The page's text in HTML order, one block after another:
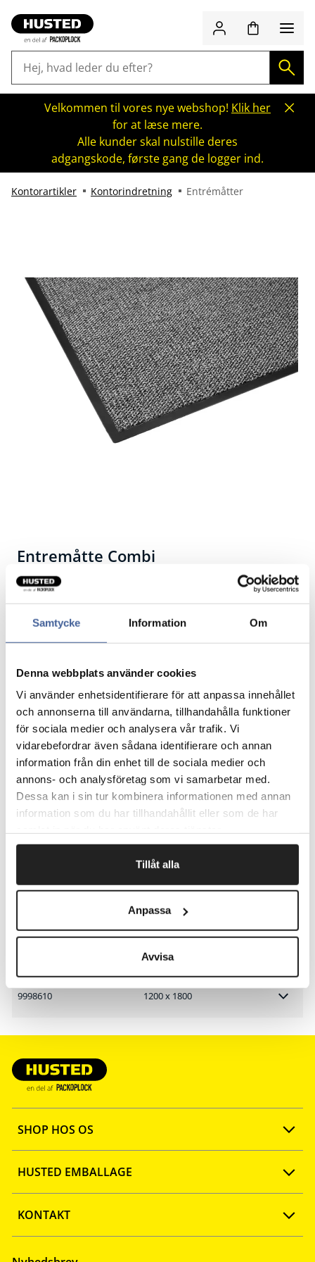
Samtycke Information Om
Denna webbplats använder cookies
Vi använder enhetsidentifierare för att anpassa innehållet
och annonserna till användarna, tillhandahålla funktioner
för sociala medier och analysera vår trafik. Vi
vidarebefordrar även sådana identifierare och annan
information från din enhet till de sociala medier och
annons- och analysföretag som vi samarbetar med.
Dessa kan i sin tur kombinera informationen med annan
information som du har tillhandahållit eller som de har
Tillåt alla
Anpassa
Avvisa
Velkommen til vores nye webshop! Klik her
for at læse mere.
Alle kunder skal nulstille deres
adgangskode, første gang de logger ind.
Kontorartikler Kontorindretning Entrémåtter
Entremåtte Combi
God indgangsmåtte med både skrabe- og
Diskrete farver, der skjuler eventuel snavs.
Fås i flere standardstørrelser men kan også bestilles i
løbende meter med kanter hele vejen rundt.
Ønsker du tilpassede måtter til din virksomhed Ring til
kundeservice: 57 67 46 46.
Fragtfrit når du handler for 1.900,-
Afsendelse samme dag ved bestilling
inden kl 10
600 x 900
900 x 1500
9998610 1200 x 1800
SHOP HOS OS
Opret konto
FAQ
HUSTED EMBALLAGE
Ny webshop
KONTAKT
Tlf: 57 67 46 40